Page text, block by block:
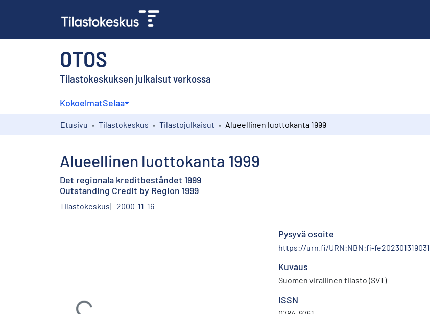
OTOS
Tilastokeskuksen julkaisut verkossa
KokoelmatSelaa
Etusivu Tilastokeskus Tilastojulkaisut Alueellinen luottokanta 1999
Alueellinen luottokanta 1999
Det regionala kreditbeståndet 1999
Outstanding Credit by Region 1999
Tilastokeskus 2000-11-16
Pysyvä osoite
https://urn.fi/URN:NBN:fi-fe202301319031
Kuvaus
Suomen virallinen tilasto (SVT)
ISSN